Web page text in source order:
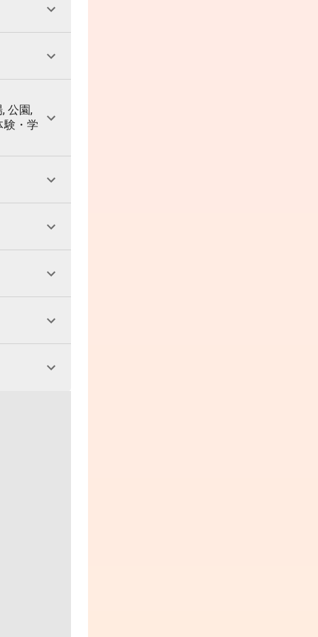
公園,
験・学